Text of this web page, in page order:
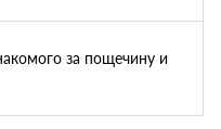
за пощечину и